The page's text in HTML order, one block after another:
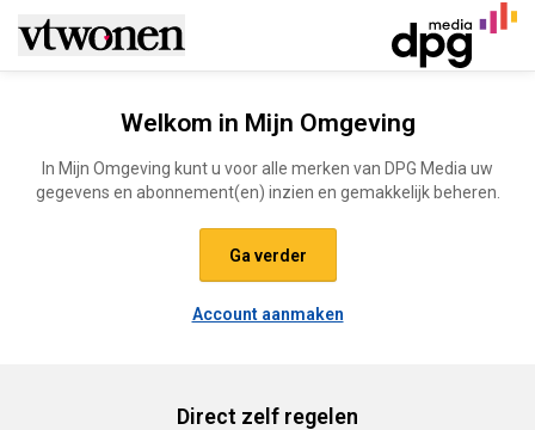
Ga naar de inhoud
Welkom in Mijn Omgeving
In Mijn Omgeving kunt u voor alle merken van DPG Media uw
gegevens en abonnement(en) inzien en gemakkelijk beheren.
Ga verder
Account aanmaken
Direct zelf regelen